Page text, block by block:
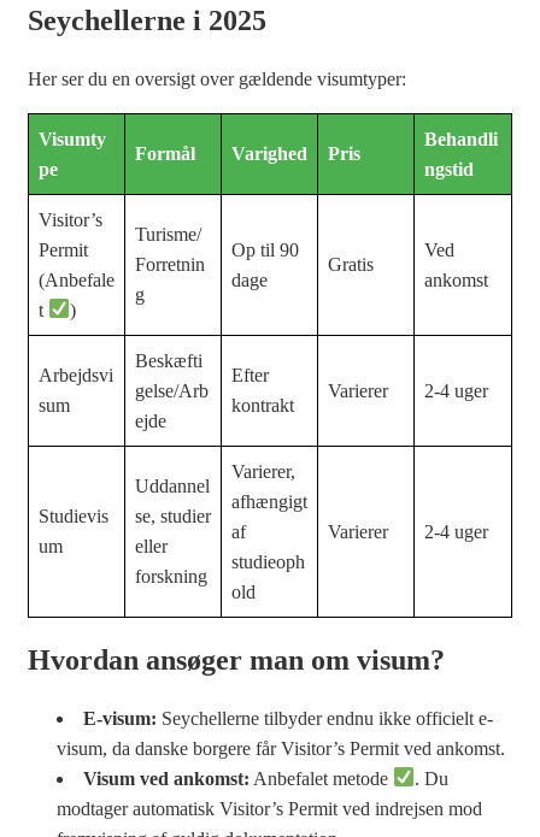
Seychellerne i 2025
Her ser du en oversigt over gældende visumtyper:
Visumty
pe
Formål Varighed Pris
Behandli
ngstid
Visitor’s
Permit
(Anbefale
t
)
Turisme/
Forretnin
g
Op til 90
dage
Gratis
Ved
ankomst
Arbejdsvi
sum
Beskæfti
gelse/Arb
ejde
Efter
kontrakt
Varierer 2-4 uger
Studievis
um
Uddannel
se, studier
eller
forskning
Varierer,
afhængigt
af
studieoph
old
Varierer 2-4 uger
Hvordan ansøger man om visum?
E-visum: Seychellerne tilbyder endnu ikke officielt e-
visum, da danske borgere får Visitor’s Permit ved ankomst.
Visum ved ankomst: Anbefalet metode
. Du
modtager automatisk Visitor’s Permit ved indrejsen mod